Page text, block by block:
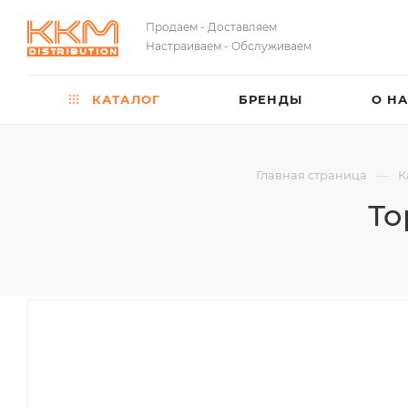
Продаем - Доставляем
Настраиваем - Обслуживаем
КАТАЛОГ БРЕНДЫ О
Главная страница —